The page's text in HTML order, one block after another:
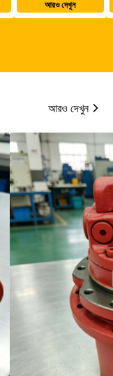
আরও দেখুন
আরও দেখুন